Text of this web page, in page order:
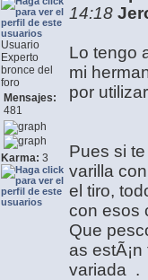
Usuario
Experto
bronce del
foro
Mensajes:
481
Karma: 3
14:18
Lo tengo
mi
por
Pues si
varilla
el tiro,
con esos
Que
as
variada .